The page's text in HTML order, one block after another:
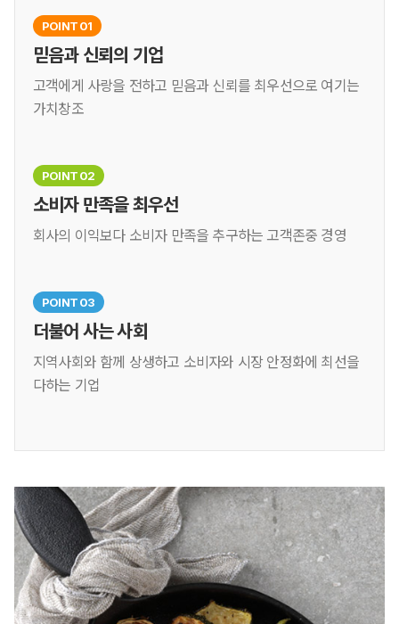
POINT 01
믿음과 신뢰의 기업
고객에게 사랑을 전하고 믿음과 신뢰를 최우선으로 여기는
가치창조
POINT 02
소비자 만족을 최우선
회사의 이익보다 소비자 만족을 추구하는 고객존중 경영
POINT 03
더불어 사는 사회
지역사회와 함께 상생하고 소비자와 시장 안정화에 최선을
다하는 기업